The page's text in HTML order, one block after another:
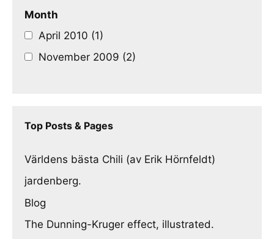
Month
April 2010 (1)
November 2009 (2)
Top Posts & Pages
Världens bästa Chili (av Erik Hörnfeldt)
jardenberg.
Blog
The Dunning-Kruger effect, illustrated.